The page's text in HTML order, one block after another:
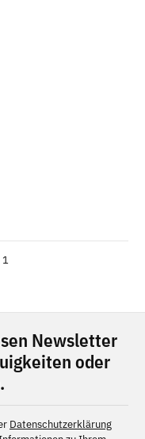
1
Newsletter
oder
Datenschutzerklärung